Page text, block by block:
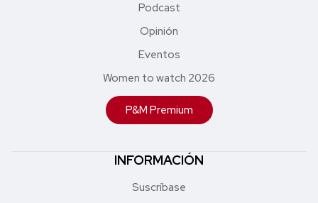
Podcast
Opinión
Eventos
Women to watch 2026
P&M Premium
INFORMACIÓN
Suscríbase